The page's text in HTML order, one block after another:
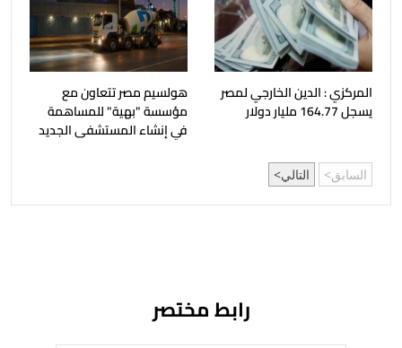
المركزي : الدين الخارجي لمصر
يسجل 164.77 مليار دولار
هولسيم مصر تتعاون مع
مؤسسة "بهية" للمساهمة
في إنشاء المستشفى الجديد
السابق التالي
رابط مختصر